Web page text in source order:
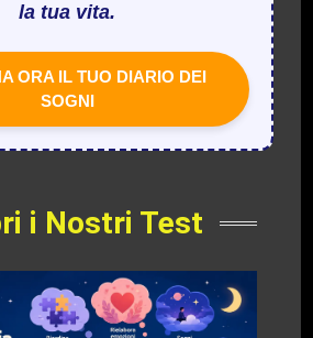
la tua vita.
ORA IL TUO DIARIO DEI
SOGNI
i Nostri Test